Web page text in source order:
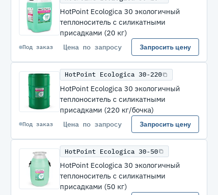
HotPoint Ecologica 30 экологичный
теплоноситель с силикатными
присадками (20 кг)
Под заказ Цена по запросу Запросить цену
HotPoint Ecologica 30-220
HotPoint Ecologica 30 экологичный
теплоноситель с силикатными
присадками (220 кг/бочка)
Под заказ Цена по запросу Запросить цену
HotPoint Ecologica 30-50
HotPoint Ecologica 30 экологичный
теплоноситель с силикатными
присадками (50 кг)